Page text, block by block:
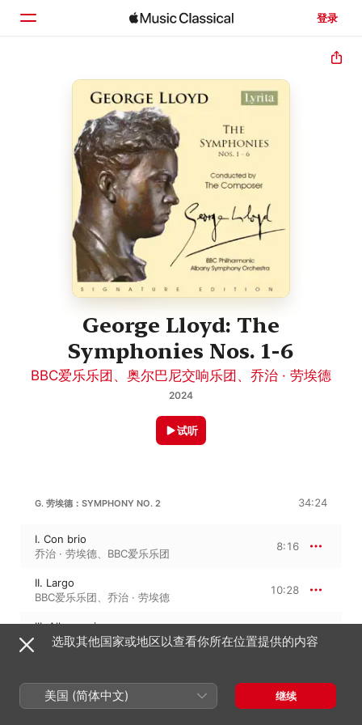
登录
主页
搜索
George Lloyd: The
Symphonies Nos. 1-6
BBC爱乐乐团 、 奥尔巴尼交响乐团 、 乔治 · 劳埃德
2024
试听
G. 劳埃德：SYMPHONY NO. 2 34:24
I. Con brio
乔治 · 劳埃德、 BBC爱乐乐团
8:16
II. Largo
BBC爱乐乐团、 乔治 · 劳埃德
10:28
III. Alla marcia
BBC爱乐乐团、乔治 · 劳埃德
4:53
BBC爱乐乐团、乔治 · 劳埃德
选取其他国家或地区以查看你所在位置提供的内容
美国 (简体中文) 继续